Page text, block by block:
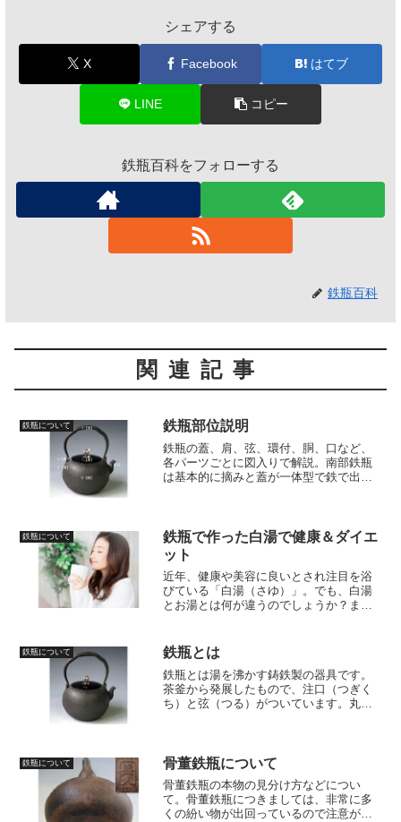
シェアする
X Facebook はてブ
LINE コピー
鉄瓶百科をフォローする
鉄瓶百科
関連記事
鉄瓶について 鉄瓶部位説明
鉄瓶の蓋、肩、弦、環付、胴、口など、
各パーツごとに図入りで解説。南部鉄瓶
は基本的に摘みと蓋が一体型で鉄で出来
鉄瓶について
鉄瓶で作った白湯で健康＆ダイエ
ット
近年、健康や美容に良いとされ注目を浴
びている「白湯（さゆ）」。でも、白湯
とお湯とは何が違うのでしょうか？ま
紹介させて頂きます。
鉄瓶について 鉄瓶とは
鉄瓶とは湯を沸かす鋳鉄製の器具です。
茶釜から発展したもので、注口（つぎく
ち）と弦（つる）がついています。丸
鉄瓶について 骨董鉄瓶について
骨董鉄瓶の本物の見分け方などについ
て。骨董鉄瓶につきましては、非常に多
くの紛い物が出回っているので注意が必